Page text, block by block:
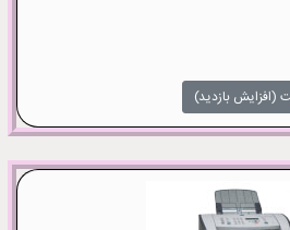
(افزایش بازدید)